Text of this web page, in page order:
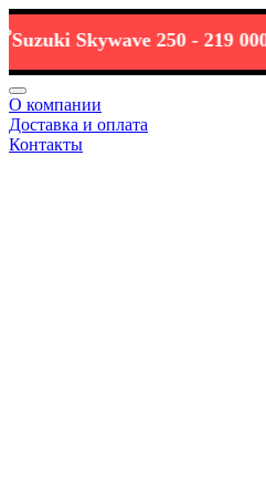
Skywave 250 -219 000 р 💰
О компании
Доставка и оплата
Контакты